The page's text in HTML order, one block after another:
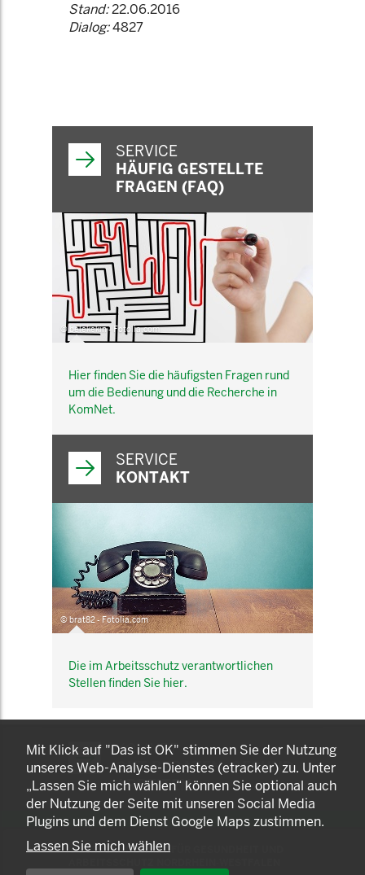
Stand:22.06.2016
Dialog:4827
SERVICE
HÄUFIG GESTELLTE
FRAGEN (FAQ)
© belekekin - Fotolia.com
Hier finden Sie die häufigsten Fragen rund
um die Bedienung und die Recherche in
KomNet.
SERVICE
KONTAKT
© brat82 - Fotolia.com
Die im Arbeitsschutz verantwortlichen
Stellen finden Sie hier.
KOMNET
GUT BERATEN. GESUND
ARBEITEN.
© 2025 LANDESAMT FÜR GESUNDHEIT UND
Mit Klick auf "Das ist OK" stimmen Sie der Nutzung
unseres Web-Analyse-Dienstes (etracker) zu. Unter
„Lassen Sie mich wählen“ können Sie optional auch
der Nutzung der Seite mit unseren Social Media
Plugins und dem Dienst Google Maps zustimmen.
Lassen Sie mich wählen